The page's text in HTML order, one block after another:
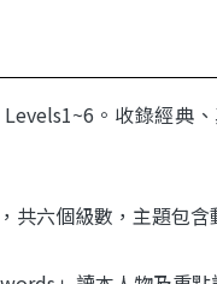
Levels1~6 。收錄經典
六個級數，主題包含